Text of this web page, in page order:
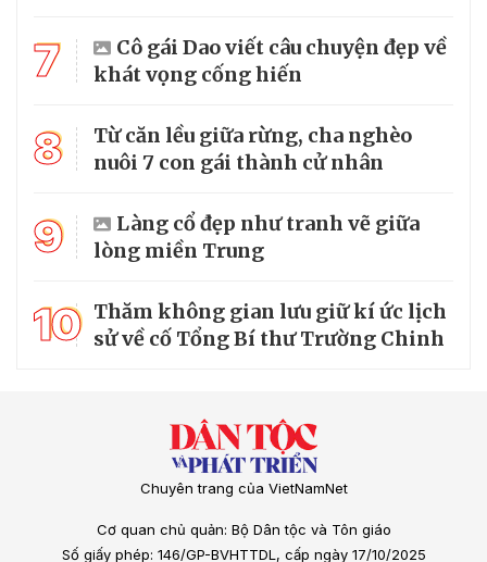
7
Cô gái Dao viết câu chuyện đẹp về
khát vọng cống hiến
8
Từ căn lều giữa rừng, cha nghèo
nuôi 7 con gái thành cử nhân
9
Làng cổ đẹp như tranh vẽ giữa
lòng miền Trung
10 Thăm không gian lưu giữ kí ức lịch
sử về cố Tổng Bí thư Trường Chinh
Chuyên trang của VietNamNet
Cơ quan chủ quản: Bộ Dân tộc và Tôn giáo
Số giấy phép: 146/GP-BVHTTDL, cấp ngày 17/10/2025